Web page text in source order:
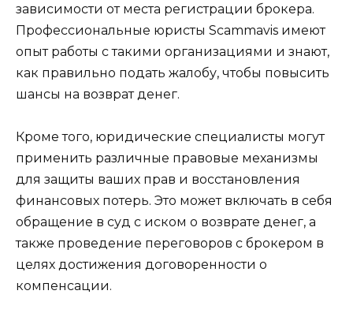
зависимости от места регистрации брокера.
Профессиональные юристы Scammavis имеют
опыт работы с такими организациями и знают,
как правильно подать жалобу, чтобы повысить
шансы на возврат денег.
Кроме того, юридические специалисты могут
применить различные правовые механизмы
для защиты ваших прав и восстановления
финансовых потерь. Это может включать в себя
обращение в суд с иском о возврате денег, а
также проведение переговоров с брокером в
целях достижения договоренности о
компенсации.